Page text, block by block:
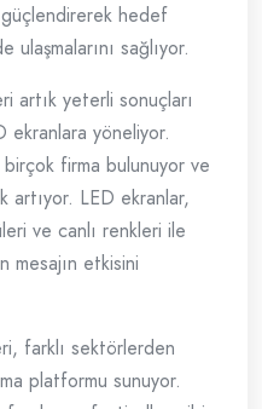
hedef
sağlıyor.
artık yeterli sonuçları
ekranlara yöneliyor.
firma bulunuyor ve
LED ekranlar,
ve canlı renkleri ile
etkisini
farklı sektörlerden
platformu sunuyor.